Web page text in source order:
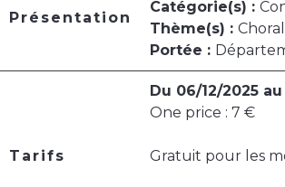
Présentation
Catégorie(s) :
Thème(s) :
Portée :
Tarifs
Du 06/12/2025
One price : 7 €
Gratuit pour les